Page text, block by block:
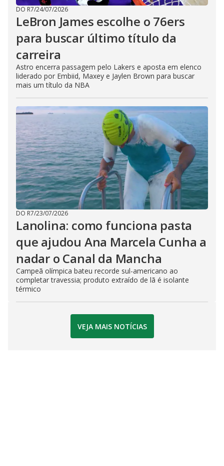
DO R7/24/07/2026
LeBron James escolhe o 76ers
para buscar último título da
carreira
Astro encerra passagem pelo Lakers e aposta em elenco
liderado por Embiid, Maxey e Jaylen Brown para buscar
mais um título da NBA
DO R7/23/07/2026
Lanolina: como funciona pasta
que ajudou Ana Marcela Cunha a
nadar o Canal da Mancha
Campeã olímpica bateu recorde sul-americano ao
completar travessia; produto extraído de lã é isolante
térmico
VEJA MAIS NOTÍCIAS